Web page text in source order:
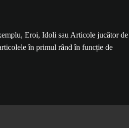
Eroi, Idoli sau Articole jucător de
în primul rând în funcție de